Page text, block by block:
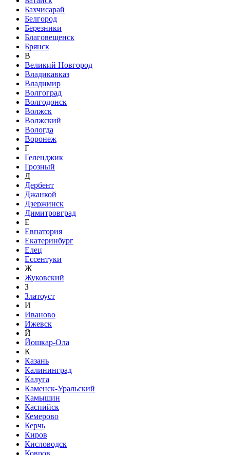
Бахчисарай
Белгород
Березники
Благовещенск
Брянск
В
Великий Новгород
Владикавказ
Владимир
Волгоград
Волгодонск
Волжск
Волжский
Вологда
Воронеж
Г
Геленджик
Грозный
Д
Дербент
Джанкой
Дзержинск
Димитровград
Е
Евпатория
Екатеринбург
Елец
Ессентуки
Ж
Жуковский
З
Златоуст
И
Иваново
Ижевск
Й
Йошкар-Ола
К
Казань
Калининград
Калуга
Каменск-Уральский
Камышин
Каспийск
Кемерово
Керчь
Киров
Кисловодск
Ковров